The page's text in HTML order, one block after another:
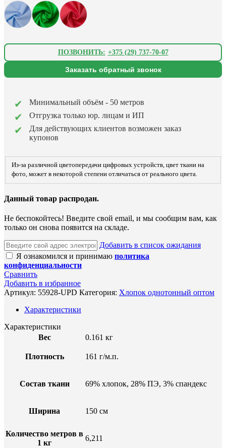
ПОЗВОНИТЬ: +375 (29) 737-70-07
Заказать обратный звонок
Минимальный объём - 50 метров
Отгрузка только юр. лицам и ИП
Для действующих клиентов возможен заказ
купонов
Из-за различной цветопередачи цифровых устройств, цвет ткани на
фото, может в некоторой степени отличаться от реального цвета.
Данный товар распродан.
Не беспокойтесь! Введите свой email, и мы сообщим вам, как
только он снова появится на складе.
Добавить в список ожидания
Я ознакомился и принимаю политика
конфиденциальности
Сравнить
Добавить в избранное
Артикул: 55928-UPD Категория: Хлопок однотонный оптом
Характеристики
Характеристики
Вес
0.161 кг
Плотность 161 г/м.п.
Состав ткани 69% хлопок, 28% ПЭ, 3% спандекс
Ширина 150 см
Количество метров в
1 кг
6,211